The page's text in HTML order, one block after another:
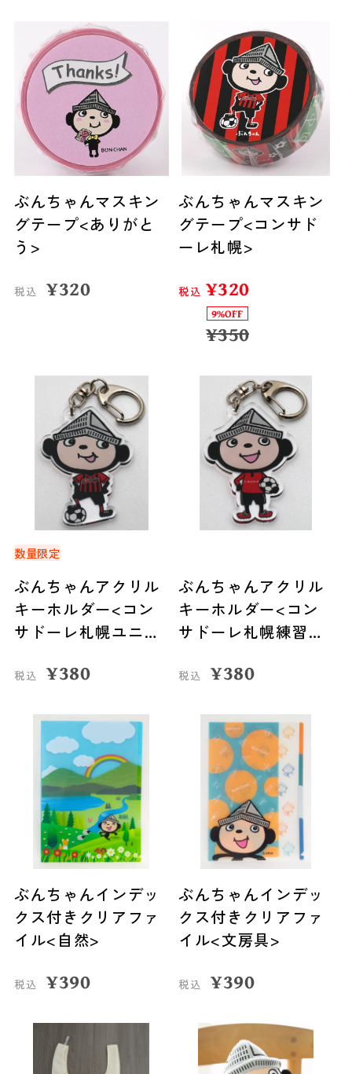
ぶんちゃんマスキン
グテープ<ありがと
う>
税込 ¥320
ぶんちゃんマスキン
グテープ<コンサド
ーレ札幌>
税込 ¥320
9%OFF
¥350
数量限定
ぶんちゃんアクリル
キーホルダー<コン
サドーレ札幌ユニフ
税込 ¥380
ぶんちゃんアクリル
キーホルダー<コン
サドーレ札幌練習着
税込 ¥380
ぶんちゃんインデッ
クス付きクリアファ
イル<自然>
税込 ¥390
ぶんちゃんインデッ
クス付きクリアファ
イル<文房具>
税込 ¥390